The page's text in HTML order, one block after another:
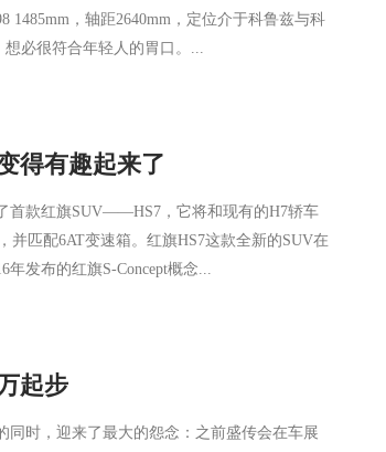
1485mm，轴距2640mm，定位介于科鲁兹与科
想必很符合年轻人的胃口。...
得有趣起来了
首款红旗SUV——HS7，它将和现有的H7轿车
并匹配6AT变速箱。红旗HS7这款全新的SUV在
发布的红旗S-Concept概念...
起步
同时，迎来了最大的怨念：之前盛传会在车展